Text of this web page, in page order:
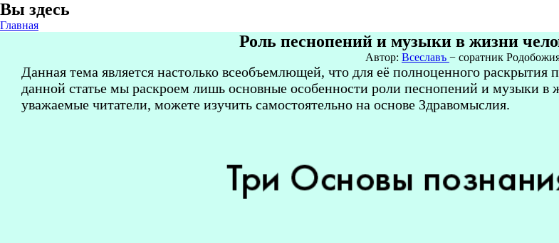
Вы здесь
Главная
Роль песнопений и музыки в жизни
Автор: Всеславъ − соратник
Данная тема является настолько всеобъемлющей, что для её полноценного
данной статье мы раскроем лишь основные особенности роли песнопений и музыки
уважаемые читатели, можете изучить самостоятельно на основе Здравомыслия.